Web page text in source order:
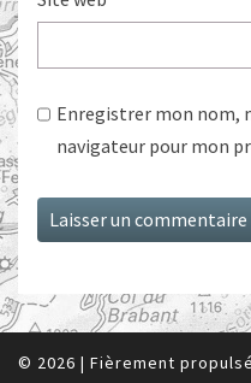
Enregistrer mon nom,
navigateur pour mon
© 2026 | Fièrement